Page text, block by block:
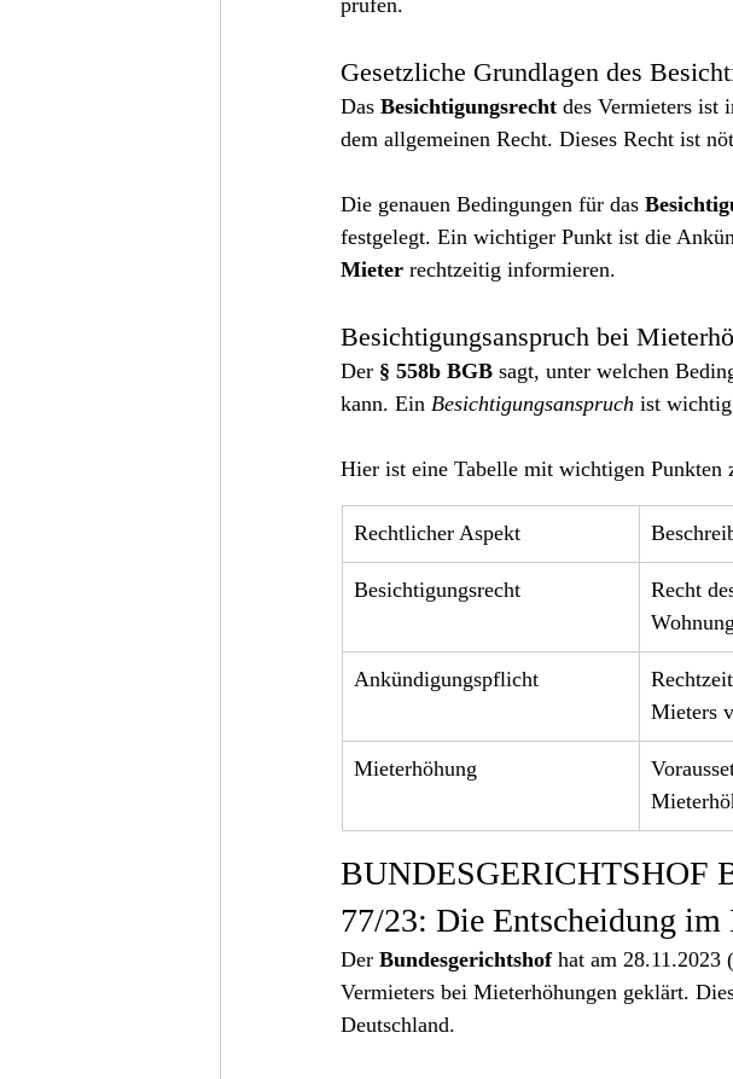
prüfen.
Gesetzliche Grundlagen des
Das Besichtigungsrecht des Vermieters ist
dem allgemeinen Recht. Dieses Recht ist
Die genauen Bedingungen für das
festgelegt. Ein wichtiger Punkt ist die
Mieter rechtzeitig informieren.
Besichtigungsanspruch bei
Der § 558b BGB sagt, unter welchen
kann. Ein Besichtigungsanspruch ist
Hier ist eine Tabelle mit wichtigen Punkten
Rechtlicher Aspekt
Besichtigungsrecht
Recht
Ankündigungspflicht
Mieters
Mieterhöhung
BUNDESGERICHTSHOF
77/23: Die Entscheidung im
Der Bundesgerichtshof hat am 28.11.2023 (
Vermieters bei Mieterhöhungen geklärt.
Deutschland.